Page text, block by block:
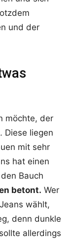
und der
möchte, der
Diese liegen
mit sehr
hat einen
Bauch
betont. Wer
wählt,
denn dunkle
allerdings